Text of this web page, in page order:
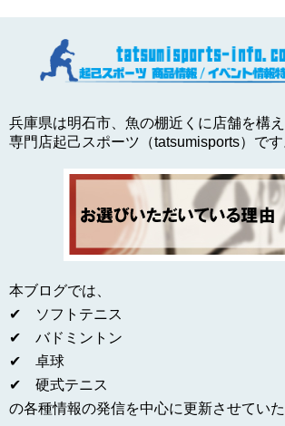
兵庫県は明石市、魚の棚近くに店舗を構
専門店起己スポーツ（tatsumisports）です
本ブログでは、
✔ ソフトテニス
✔ バドミントン
✔ 卓球
✔ 硬式テニス
の各種情報の発信を中心に更新させていた